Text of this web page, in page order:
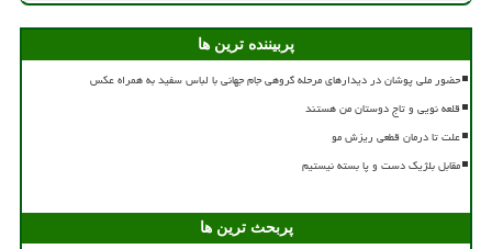
پربیننده ترین ها
حضور ملی پوشان در دیدارهای مرحله گروهی جام جهانی با لباس سفید به همراه عکس
قلعه نویی و تاج دوستان من هستند
علت تا درمان قطعی ریزش مو
مقابل بلژیک دست و پا بسته نیستیم
پربحث ترین ها